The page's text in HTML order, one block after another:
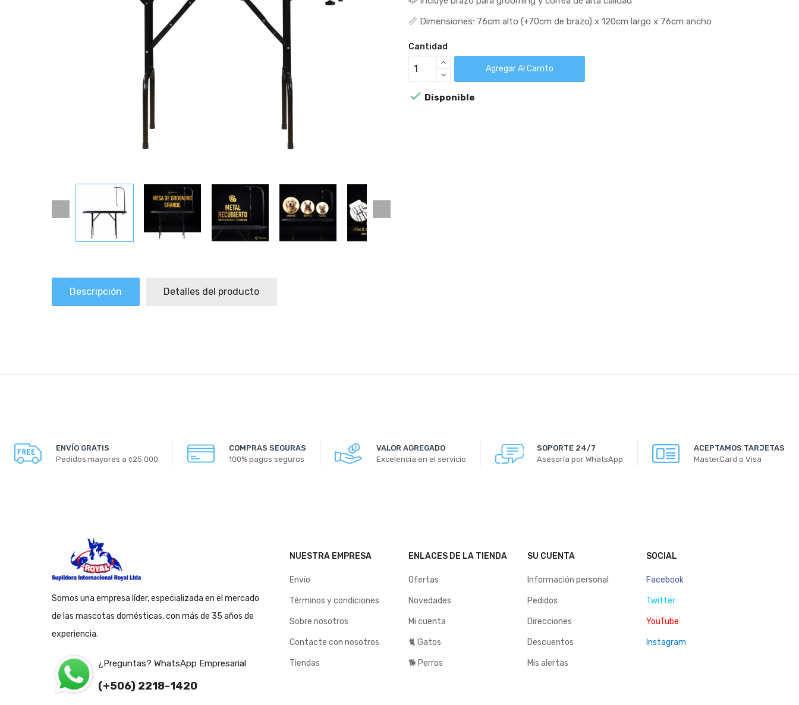
📏 Dimensiones: 76cm alto (+70cm de brazo) x 120cm largo x 76cm ancho
Cantidad
Agregar Al Carrito
 Disponible
Descripción Detalles del producto
ENVÍO GRATIS
Pedidos mayores a ¢25.000
COMPRAS SEGURAS
100% pagos seguros
VALOR AGREGADO
Excelencia en el servicio
SOPORTE 24/7
Asesoría por WhatsApp
ACEPTAMOS TARJETAS
MasterCard o Visa
Somos una empresa líder, especializada en el mercado
de las mascotas domésticas, con más de 35 años de
experiencia.
¿Preguntas? WhatsApp Empresarial
(+506) 2218-1420
NUESTRA EMPRESA
Envío
Términos y condiciones
Sobre nosotros
Contacte con nosotros
Tiendas
ENLACES DE LA TIENDA
Ofertas
Novedades
Mi cuenta
🐈 Gatos
🐕 Perros
SU CUENTA
Información personal
Pedidos
Direcciones
Descuentos
Mis alertas
SOCIAL
Facebook
Twitter
YouTube
Instagram